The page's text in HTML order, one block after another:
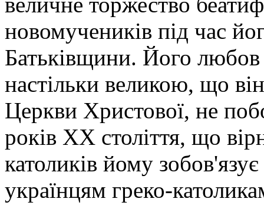
новомучеників під час
Батьківщини. Його
настільки великою, що
Церкви Христової, не
років XX століття, що
католиків йому
українцям греко-